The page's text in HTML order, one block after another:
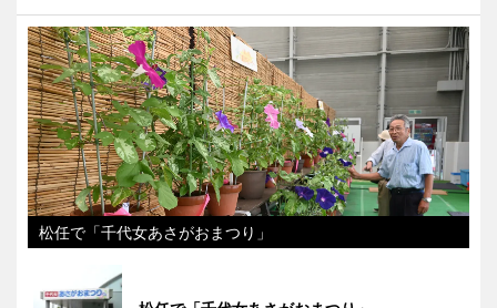
松任で「千代女あさがおまつり」